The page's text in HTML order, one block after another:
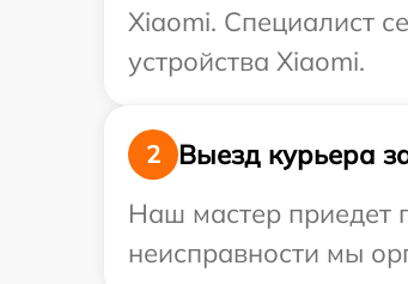
Xiaomi. Специалист
устройства Xiaomi.
2
Выезд курьера
Наш мастер приедет
неисправности мы